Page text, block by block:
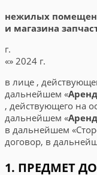
нежилых
и магазина
г.
«» 2024 г.
в лице ,
дальнейшем «
, действующего на
дальнейшем «
в дальнейшем
договор, в
1. ПРЕДМЕТ